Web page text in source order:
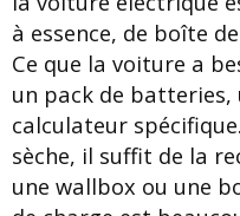
à essence, de boîte
Ce que la voiture a
un pack de
calculateur
sèche, il suffit de la
une wallbox ou une